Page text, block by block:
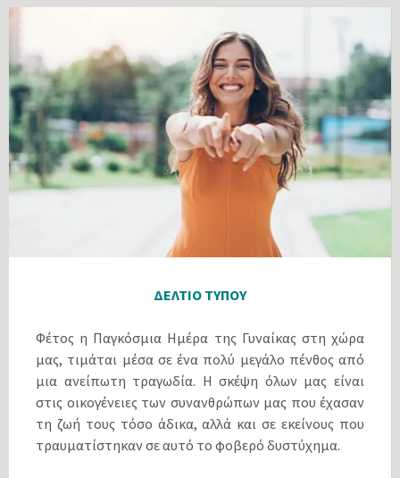
ΔΕΛΤΙΟ ΤΥΠΟΥ
Φέτος η Παγκόσμια Ημέρα της Γυναίκας στη χώρα
μας, τιμάται μέσα σε ένα πολύ μεγάλο πένθος από
μια ανείπωτη τραγωδία. Η σκέψη όλων μας είναι
στις οικογένειες των συνανθρώπων μας που έχασαν
τη ζωή τους τόσο άδικα, αλλά και σε εκείνους που
τραυματίστηκαν σε αυτό το φοβερό δυστύχημα.